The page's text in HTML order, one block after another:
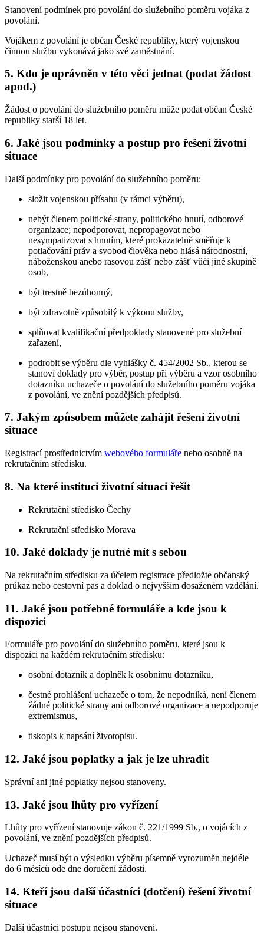
Stanovení podmínek pro povolání do služebního poměru vojáka z
povolání.
Vojákem z povolání je občan České republiky, který vojenskou
činnou službu vykonává jako své zaměstnání.
5. Kdo je oprávněn v této věci jednat (podat žádost
apod.)
Žádost o povolání do služebního poměru může podat občan České
republiky starší 18 let.
6. Jaké jsou podmínky a postup pro řešení životní
situace
Další podmínky pro povolání do služebního poměru:
složit vojenskou přísahu (v rámci výběru),
nebýt členem politické strany, politického hnutí, odborové
organizace; nepodporovat, nepropagovat nebo
nesympatizovat s hnutím, které prokazatelně směřuje k
potlačování práv a svobod člověka nebo hlásá národnostní,
náboženskou anebo rasovou zášť nebo zášť vůči jiné skupině
osob,
být trestně bezúhonný,
být zdravotně způsobilý k výkonu služby,
splňovat kvalifikační předpoklady stanovené pro služební
zařazení,
podrobit se výběru dle vyhlášky č. 454/2002 Sb., kterou se
stanoví doklady pro výběr, postup při výběru a vzor osobního
dotazníku uchazeče o povolání do služebního poměru vojáka
z povolání, ve znění pozdějších předpisů.
7. Jakým způsobem můžete zahájit řešení životní
situace
Registrací prostřednictvím webového formuláře nebo osobně na
rekrutačním středisku.
8. Na které instituci životní situaci řešit
Rekrutační středisko Čechy
Rekrutační středisko Morava
10. Jaké doklady je nutné mít s sebou
Na rekrutačním středisku za účelem registrace předložte občanský
průkaz nebo cestovní pas a doklad o nejvyšším dosaženém vzdělání.
11. Jaké jsou potřebné formuláře a kde jsou k
dispozici
Formuláře pro povolání do služebního poměru, které jsou k
dispozici na každém rekrutačním středisku:
osobní dotazník a doplněk k osobnímu dotazníku,
čestné prohlášení uchazeče o tom, že nepodniká, není členem
žádné politické strany ani odborové organizace a nepodporuje
extremismus,
tiskopis k napsání životopisu.
12. Jaké jsou poplatky a jak je lze uhradit
Správní ani jiné poplatky nejsou stanoveny.
13. Jaké jsou lhůty pro vyřízení
Lhůty pro vyřízení stanovuje zákon č. 221/1999 Sb., o vojácích z
povolání, ve znění pozdějších předpisů.
Uchazeč musí být o výsledku výběru písemně vyrozuměn nejdéle
do 6 měsíců ode dne doručení žádosti.
14. Kteří jsou další účastníci (dotčení) řešení životní
situace
Další účastníci postupu nejsou stanoveni.